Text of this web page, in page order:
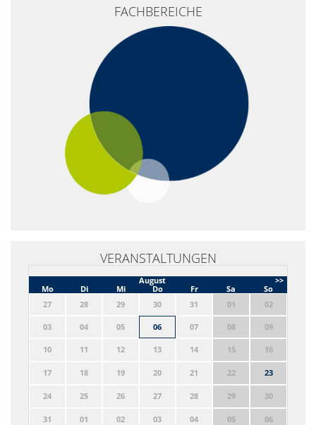
FACHBEREICHE
VERANSTALTUNGEN
>>
August
Mo
Di Mi Do Fr Sa
So
27
28 29 30 31 01 02
03 04 05 06 07 08 09
10 11 12 13 14 15 16
17 18 19 20 21 22 23
24 25 26 27 28 29 30
31 01 02 03 04 05 06